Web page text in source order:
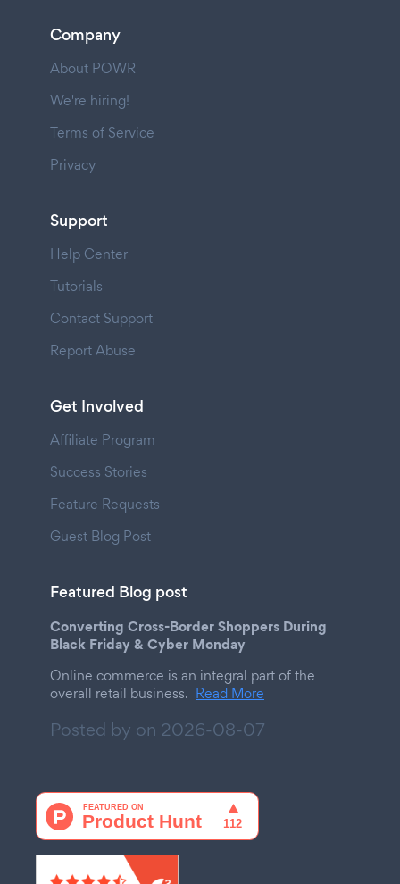
Company
About POWR
We're hiring!
Terms of Service
Privacy
Support
Help Center
Tutorials
Contact Support
Report Abuse
Get Involved
Affiliate Program
Success Stories
Feature Requests
Guest Blog Post
Featured Blog post
Converting Cross-Border Shoppers During
Black Friday & Cyber Monday
Online commerce is an integral part of the
overall retail business. Read More
Posted by on 2026-08-07